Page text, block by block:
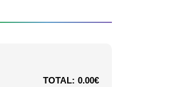
TOTAL: 0.00€